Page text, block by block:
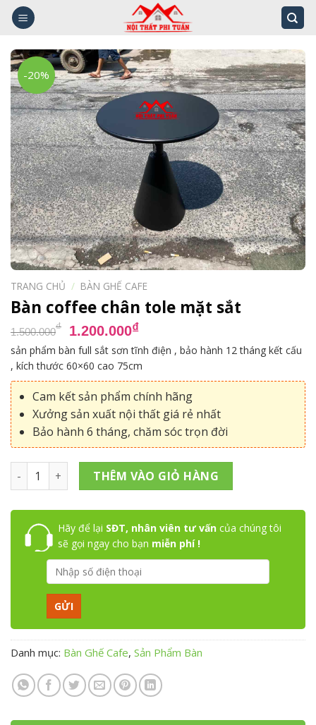
Skip
-20%
TRANG CHỦ / BÀN GHẾ CAFE
Bàn coffee chân tole mặt sắt
1.500.000₫ Giá
gốc
là:
1.500.000₫.
1.200.000₫Giá
hiện
tại
là:
1.200.000₫.
sản phẩm bàn full sắt sơn tĩnh điện , bảo hành 12 tháng kết cấu
, kích thước 60×60 cao 75cm
Cam kết sản phẩm chính hãng
Xưởng sản xuất nội thất giá rẻ nhất
Bảo hành 6 tháng, chăm sóc trọn đời
Bàn coffee chân tole mặt sắt số lượng
THÊM VÀO GIỎ HÀNG
Hãy để lại SĐT, nhân viên tư vấncủa chúng tôi
sẽ gọi ngay cho bạn miễn phí !
Danh mục: Bàn Ghế Cafe, Sản Phẩm Bàn